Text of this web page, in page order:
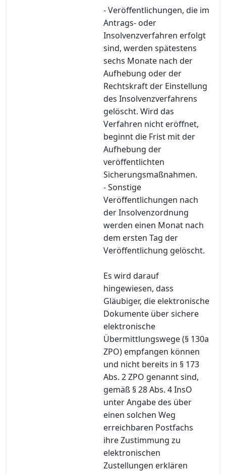
- Veröffentlichungen, die im
Antrags- oder
Insolvenzverfahren erfolgt
sind, werden spätestens
sechs Monate nach der
Aufhebung oder der
Rechtskraft der Einstellung
des Insolvenzverfahrens
gelöscht. Wird das
Verfahren nicht eröffnet,
beginnt die Frist mit der
Aufhebung der
veröffentlichten
Sicherungsmaßnahmen.
- Sonstige
Veröffentlichungen nach
der Insolvenzordnung
werden einen Monat nach
dem ersten Tag der
Veröffentlichung gelöscht.
Es wird darauf
hingewiesen, dass
Gläubiger, die elektronische
Dokumente über sichere
elektronische
Übermittlungswege (§ 130a
ZPO) empfangen können
und nicht bereits in § 173
Abs. 2 ZPO genannt sind,
gemäß § 28 Abs. 4 InsO
unter Angabe des über
einen solchen Weg
erreichbaren Postfachs
ihre Zustimmung zu
elektronischen
Zustellungen erklären